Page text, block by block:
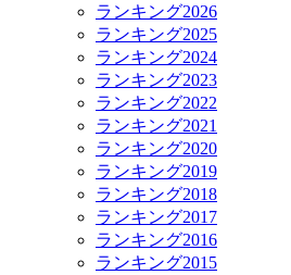
ランキング2026
ランキング2025
ランキング2024
ランキング2023
ランキング2022
ランキング2021
ランキング2020
ランキング2019
ランキング2018
ランキング2017
ランキング2016
ランキング2015